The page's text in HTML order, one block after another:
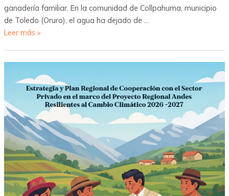
ganadería familiar. En la comunidad de Collpahuma, municipio
de Toledo (Oruro), el agua ha dejado de …
Leer más »